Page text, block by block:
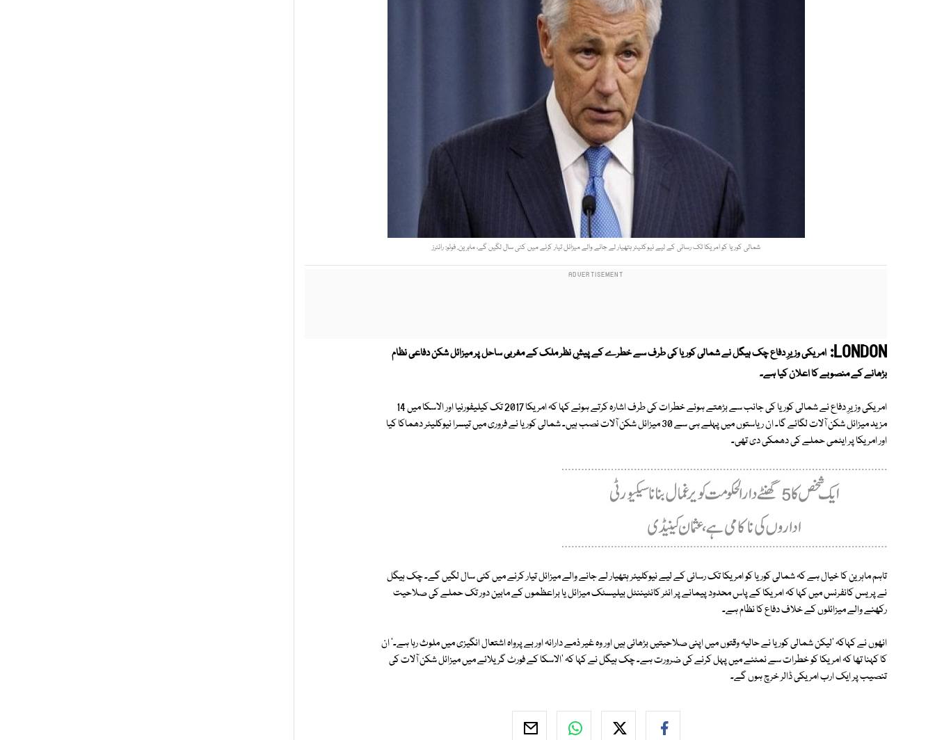
شمالی کوریا کو امریکا تک رسائی کے لیے نیوکلیئر ہتھیار لے جانے والے میزائل تیار کرنے میں کئی سال لگیں گے، ماہرین. فوٹو: رائٹرز
LONDON: امریکی وزیرِ دفاع چک ہیگل نے شمالی کوریا کی طرف سے خطرے کے پیشِ نظر ملک کے مغربی ساحل پر میزائل شکن دفاعی نظام
بڑھانے کے منصوبے کا اعلان کیا ہے۔
امریکی وزیرِ دفاع نے شمالی کوریا کی جانب سے بڑھتے ہوئے خطرات کی طرف اشارہ کرتے ہوئے کہا کہ امریکا 2017 تک کیلیفورنیا اور الاسکا میں 14
مزید میزائل شکن آلات لگائے گا۔ ان ریاستوں میں پہلے ہی سے 30 میزائل شکن آلات نصب ہیں۔ شمالی کوریا نے فروری میں تیسرا نیوکلیئر دھماکا کیا
اور امریکا پر ایٹمی حملے کی دھمکی دی تھی۔
تاہم ماہرین کا خیال ہے کہ شمالی کوریا کو امریکا تک رسائی کے لیے نیوکلیئر ہتھیار لے جانے والے میزائل تیار کرنے میں کئی سال لگیں گے۔ چک ہیگل
نے پریس کانفرنس میں کہا کہ امریکا کے پاس محدود پیمانے پر انٹر کانٹیننٹل بیلیسٹک میزائل یا براعظموں کے مابین دور تک حملے کی صلاحیت
رکھنے والے میزائلوں کے خلاف دفاع کا نظام ہے۔
انھوں نے کہاکہ 'لیکن شمالی کوریا نے حالیہ وقتوں میں اپنی صلاحیتیں بڑھائی ہیں اور وہ غیر ذمے دارانہ اور بے پرواہ اشتعال انگیزی میں ملوث رہا ہے۔' ان
کا کہنا تھا کہ امریکا کو خطرات سے نمٹنے میں پہل کرنے کی ضرورت ہے۔ چک ہیگل نے کہا کہ 'الاسکا کے فورٹ گریلائے میں میزائل شکن آلات کی
تنصیب پر ایک ارب امریکی ڈالر خرچ ہوں گے۔